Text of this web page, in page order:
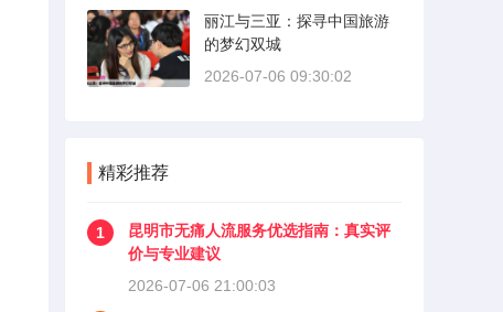
丽江与三亚：探寻中国旅游
的梦幻双城
2026-07-06 09:30:02
精彩推荐
1
昆明市无痛人流服务优选指南：真实评
价与专业建议
2026-07-06 21:00:03